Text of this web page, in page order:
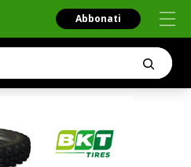
Abbonati